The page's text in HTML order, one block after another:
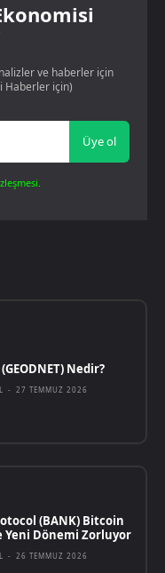
ve haberler için
Haberler için)
Üye ol
.
Nedir?
- 27 TEMMUZ 2026
(BANK) Bitcoin
Yeni Dönemi Zorluyor
- 26 TEMMUZ 2026